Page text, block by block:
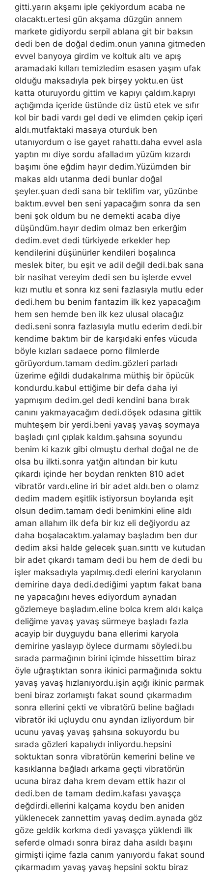
gitti.yarın akşamı iple çekiyordum acaba ne
olacaktı.ertesi gün akşama düzgün annem
markete gidiyordu serpil ablana git bir baksın
dedi ben de doğal dedim.onun yanına gitmeden
evvel banyoya girdim ve koltuk altı ve apış
aramadaki kılları temizledim esasen yaşım ufak
olduğu maksadıyla pek birşey yoktu.en üst
katta oturuyordu gittim ve kapıyı çaldım.kapıyı
açtığımda içeride üstünde diz üstü etek ve sıfır
kol bir badi vardı gel dedi ve elimden çekip içeri
aldı.mutfaktaki masaya oturduk ben
utanıyordum o ise gayet rahattı.daha evvel asla
yaptın mı diye sordu afalladım yüzüm kızardı
başımı öne eğdim hayır dedim.Yüzümden bir
makas aldı utanma dedi bunlar doğal
şeyler.şuan dedi sana bir teklifim var, yüzünbe
baktım.evvel ben seni yapacağım sonra da sen
beni şok oldum bu ne demekti acaba diye
düşündüm.hayır dedim olmaz ben erkerğim
dedim.evet dedi türkiyede erkekler hep
kendilerini düşünürler kendileri boşalınca
meslek biter, bu eşit ve adil değil dedi.bak sana
bir nasihat vereyim dedi sen bu işlerde evvel
kızı mutlu et sonra kız seni fazlasıyla mutlu eder
dedi.hem bu benim fantazim ilk kez yapacağım
hem sen hemde ben ilk kez ulusal olacağız
dedi.seni sonra fazlasıyla mutlu ederim dedi.bir
kendime baktım bir de karşıdaki enfes vücuda
böyle kızları sadaece porno filmlerde
görüyordum.tamam dedim.gözleri parladı
üzerime eğildi dudakalrıma müthiş bir öpücük
kondurdu.kabul ettiğime bir defa daha iyi
yapmışım dedim.gel dedi kendini bana bırak
canını yakmayacağım dedi.döşek odasına gittik
muhteşem bir yerdi.beni yavaş yavaş soymaya
başladı çırıl çıplak kaldım.şahsına soyundu
benim ki kazık gibi olmuştu derhal doğal ne de
olsa bu ilkti.sonra yatğın altından bir kutu
çıkardı içinde her boydan renkten 810 adet
vibratör vardı.eline iri bir adet aldı.ben o olamz
dedim madem eşitlik istiyorsun boylarıda eşit
olsun dedim.tamam dedi benimkini eline aldı
aman allahım ilk defa bir kız eli değiyordu az
daha boşalacaktım.yalamay başladım ben dur
dedim aksi halde gelecek şuan.sırıttı ve kutudan
bir adet çıkardı tamam dedi bu hem de dedi bu
işler maksadıyla yapılmış.dedi elerini karyolanın
demirine daya dedi.dediğimi yaptım fakat bana
ne yapacağını heves ediyordum aynadan
gözlemeye başladım.eline bolca krem aldı kalça
deliğime yavaş yavaş sürmeye başladı fazla
acayip bir duyguydu bana ellerimi karyola
demirine yaslayıp öylece durmamı söyledi.bu
sırada parmağının birini içimde hissettim biraz
öyle uğraştıktan sonra ikinici parmağınıda soktu
yavaş yavaş hızlanıyordu.işin açığı ikinic parmak
beni biraz zorlamıştı fakat sound çıkarmadım
sonra ellerini çekti ve vibratörü beline bağladı
vibratör iki uçluydu onu ayndan izliyordum bir
ucunu yavaş yavaş şahsına sokuyordu bu
sırada gözleri kapalıydı inliyordu.hepsini
soktuktan sonra vibratörün kemerini beline ve
kasıklarına bağladı arkama geçti vibratörün
ucuna biraz daha krem devam ettik hazır ol
dedi.ben de tamam dedim.kafası yavaşça
değdirdi.ellerini kalçama koydu ben aniden
yüklenecek zannettim yavaş dedim.aynada göz
göze geldik korkma dedi yavaşça yüklendi ilk
seferde olmadı sonra biraz daha asıldı başını
girmişti içime fazla canım yanıyordu fakat sound
çıkarmadım yavaş yavaş hepsini soktu biraz